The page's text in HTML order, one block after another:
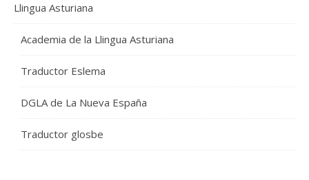
Llingua Asturiana
Academia de la Llingua Asturiana
Traductor Eslema
DGLA de La Nueva España
Traductor glosbe